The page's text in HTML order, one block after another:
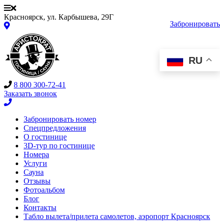
Красноярск, ул. Карбышева, 29Г
8 800 300-72-41
Заказать звонок
RU
Забронировать
Забронировать номер
Спецпредложения
О гостинице
3D-тур по гостинице
Номера
Услуги
Сауна
Отзывы
Фотоальбом
Блог
Контакты
Табло вылета/прилета самолетов, аэропорт Красноярск